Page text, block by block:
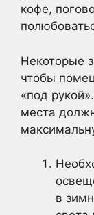
кофе,
Некоторые
чтобы
«под
места
в